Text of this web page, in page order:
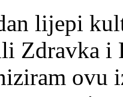
lijepi
Zdravka i
ovu